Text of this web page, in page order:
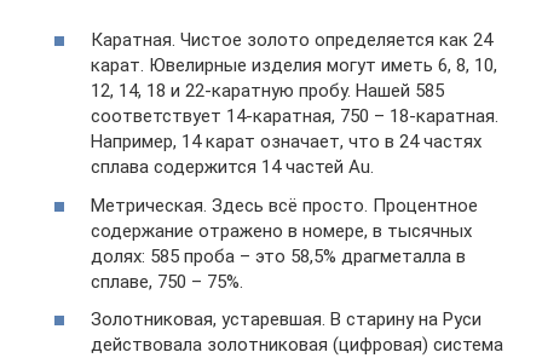
Каратная. Чистое золото определяется как 24
карат. Ювелирные изделия могут иметь 6, 8, 10,
12, 14, 18 и 22-каратную пробу. Нашей 585
соответствует 14-каратная, 750 – 18-каратная.
Например, 14 карат означает, что в 24 частях
сплава содержится 14 частей Au.
Метрическая. Здесь всё просто. Процентное
содержание отражено в номере, в тысячных
долях: 585 проба – это 58,5% драгметалла в
сплаве, 750 – 75%.
Золотниковая, устаревшая. В старину на Руси
действовала золотниковая (цифровая) система